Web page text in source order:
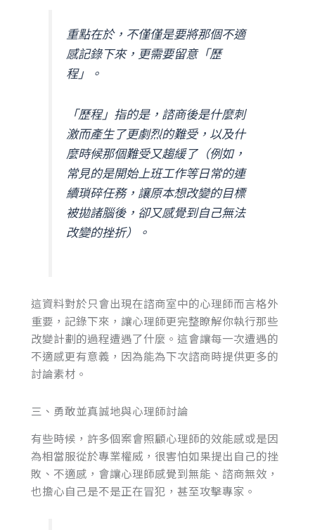
重點在於，不僅僅是要將那個不適
感記錄下來，更需要留意「歷
程」。
「歷程」指的是，諮商後是什麼刺
激而產生了更劇烈的難受，以及什
麼時候那個難受又趨緩了（例如，
常見的是開始上班工作等日常的連
續瑣碎任務，讓原本想改變的目標
被拋諸腦後，卻又感覺到自己無法
改變的挫折）。
這資料對於只會出現在諮商室中的心理師而言格外
重要，記錄下來，讓心理師更完整瞭解你執行那些
改變計劃的過程遭遇了什麼。這會讓每一次遭遇的
不適感更有意義，因為能為下次諮商時提供更多的
討論素材。
三、勇敢並真誠地與心理師討論
有些時候，許多個案會照顧心理師的效能感或是因
為相當服從於專業權威，很害怕如果提出自己的挫
敗、不適感，會讓心理師感覺到無能、諮商無效，
也擔心自己是不是正在冒犯，甚至攻擊專家。